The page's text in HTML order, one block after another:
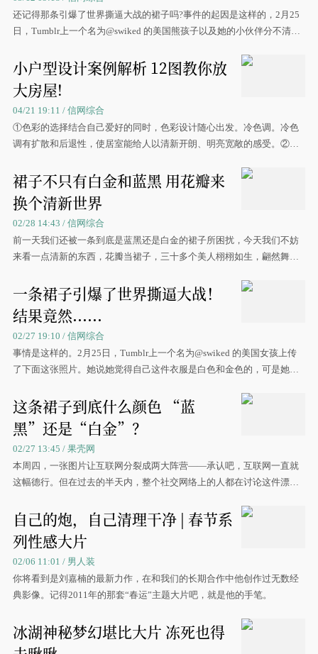
还记得那条引爆了世界撕逼大战的裙子吗?事件的起因是这样的，2月25
日，Tumblr上一个名为@swiked 的美国熊孩子以及她的小伙伴分不清裙
小户型设计案例解析 12图教你放
大房屋!
04/21 19:11 / 信网综合
①色彩的选择结合自己爱好的同时，色彩设计随心出发。冷色调。冷色
调有扩散和后退性，使居室能给人以清新开朗、明亮宽敞的感受。②家
裙子不只有白金和蓝黑 用花瓣来
换个清新世界
02/28 14:43 / 信网综合
前一天我们还被一条到底是蓝黑还是白金的裙子所困扰，今天我们不妨
来看一点清新的东西，花瓣当裙子，三十多个美人栩栩如生，翩然舞于
一条裙子引爆了世界撕逼大战！
结果竟然......
02/27 19:10 / 信网综合
事情是这样的。2月25日，Tumblr上一个名为@swiked 的美国女孩上传
了下面这张照片。她说她觉得自己这件衣服是白色和金色的，可是她的
这条裙子到底什么颜色 “蓝
黑”还是“白金”？
02/27 13:45 / 果壳网
本周四，一张图片让互联网分裂成两大阵营——承认吧，互联网一直就
这幅德行。但在过去的半天内，整个社交网络上的人都在讨论这件漂亮
自己的炮，自己清理干净 | 春节系
列性感大片
02/06 11:01 / 男人装
你将看到是刘嘉楠的最新力作，在和我们的长期合作中他创作过无数经
典影像。记得2011年的那套“春运”主题大片吧，就是他的手笔。
冰湖神秘梦幻堪比大片 冻死也得